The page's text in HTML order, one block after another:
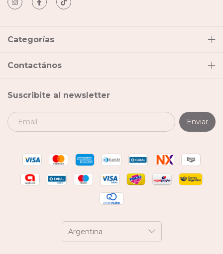
Categorías
Contactános
Suscribite al newsletter